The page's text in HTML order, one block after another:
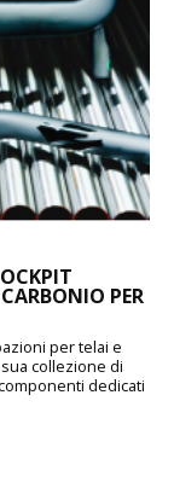
PER
per telai e
collezione di
dedicati